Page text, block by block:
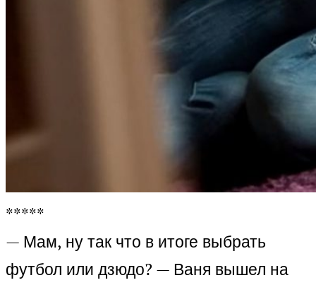
*****
— Мам, ну так что в итоге выбрать
футбол или дзюдо? — Ваня вышел на